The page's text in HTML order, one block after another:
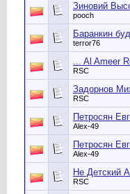
Зиновий
pooch
Баранкин
terror76
... Al Ameer
RSC
Задорнов
RSC
Петросян
Alex-49
Петросян
Alex-49
Не Детский
RSC